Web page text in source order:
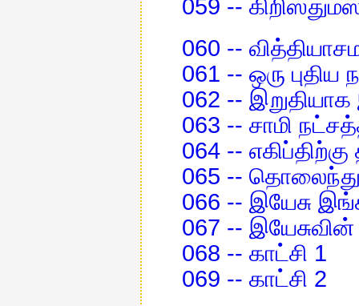
059 --
060 --
061 -- ஒரு புதிய
062 --
063 -- சாமி
064 --
065 -- தொலைந்து
066 -- இயேசு
067 --
068 -- காட்சி 1
069 -- காட்சி 2